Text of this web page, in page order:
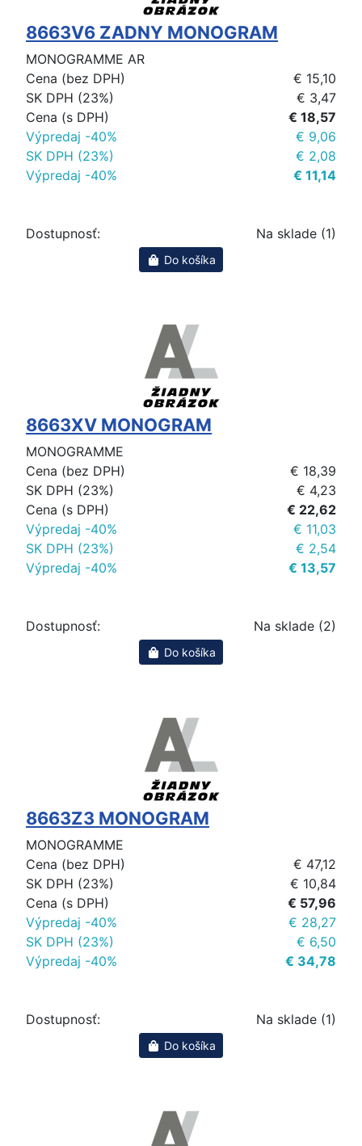
8663V6 ZADNY MONOGRAM
MONOGRAMME AR
Cena (bez DPH)
€ 15,10
SK DPH (23%)
€ 3,47
Cena (s DPH)
€ 18,57
Výpredaj -40%
€ 9,06
SK DPH (23%)
€ 2,08
Výpredaj -40%
€ 11,14
Dostupnosť: Na sklade (1)
Do košíka
8663XV MONOGRAM
MONOGRAMME
Cena (bez DPH)
€ 18,39
SK DPH (23%)
€ 4,23
Cena (s DPH)
€ 22,62
Výpredaj -40%
€ 11,03
SK DPH (23%)
€ 2,54
Výpredaj -40%
€ 13,57
Dostupnosť: Na sklade (2)
Do košíka
8663Z3 MONOGRAM
MONOGRAMME
Cena (bez DPH)
€ 47,12
SK DPH (23%)
€ 10,84
Cena (s DPH)
€ 57,96
Výpredaj -40%
€ 28,27
SK DPH (23%)
€ 6,50
Výpredaj -40%
€ 34,78
Dostupnosť: Na sklade (1)
Do košíka